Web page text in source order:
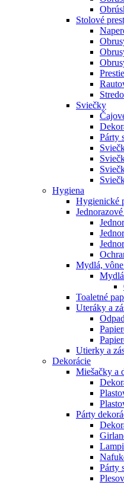
Stolové
Sviečky
Párty
Hygiena
Hygienické
Mydlá,
Toaletné
Uteráky a
Utierky a
Dekorácie
Miešačky a
Párty
Párty